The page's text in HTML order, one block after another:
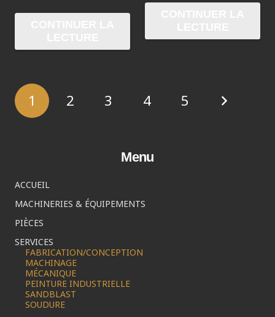
1 2 3 4 5
Menu
ACCUEIL
MACHINERIES & ÉQUIPEMENTS
PIÈCES
SERVICES
FABRICATION/CONCEPTION
MACHINAGE
MÉCANIQUE
PEINTURE INDUSTRIELLE
SANDBLAST
SOUDURE